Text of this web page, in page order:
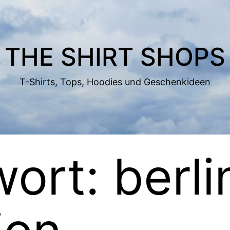
THE SHIRT SHOPS
T-Shirts, Tops, Hoodies und Geschenkideen